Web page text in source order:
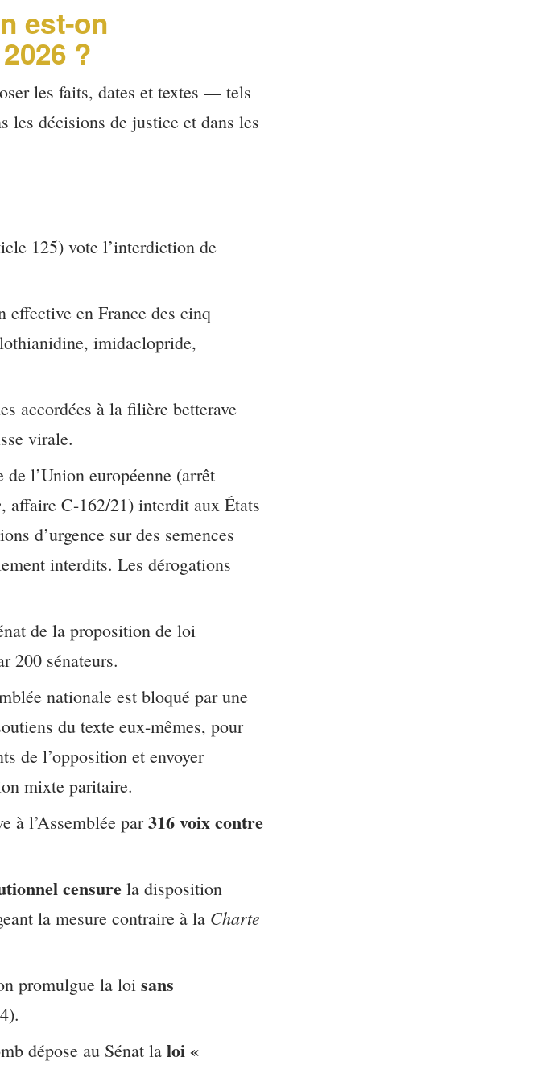
est-on
?
les faits, dates et textes — tels
les décisions de justice et dans les
125) vote l’interdiction de
effective en France des cinq
imidaclopride,
accordées à la filière betterave
virale.
l’Union européenne (arrêt
, affaire C-162/21) interdit aux États
d’urgence sur des semences
interdits. Les dérogations
de la proposition de loi
200 sénateurs.
nationale est bloqué par une
du texte eux-mêmes, pour
de l’opposition et envoyer
mixte paritaire.
à l’Assemblée par316 voix contre
censure la disposition
la mesure contraire à la Charte
promulgue la loi sans
dépose au Sénat la loi «